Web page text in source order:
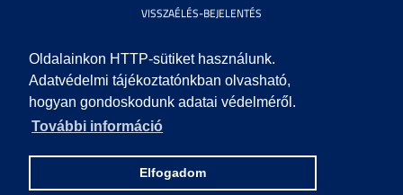
Oldalainkon HTTP-sütiket használunk.
Adatvédelmi tájékoztatónkban olvasható,
hogyan gondoskodunk adatai védelméről.
További információ
Elfogadom
VISSZAÉLÉS-BEJELENTÉS
KÖZÉRDEKŰ ADATOK
IMPRESSZUM